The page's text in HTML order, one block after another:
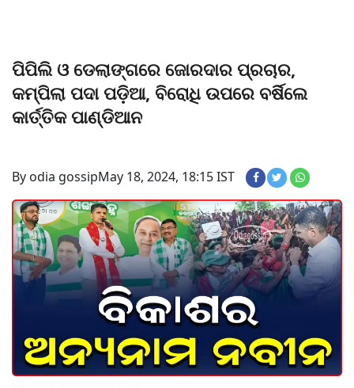
ପିପିଲି ଓ ଡେଲାଙ୍ଗରେ ଜୋରଦାର ପ୍ରଚାର,
କମ୍ପିଲା ପଦା ପଡ଼ିଆ, ବିରୋଧି ଉପରେ ବର୍ଷିଲେ
କାର୍ତ୍ତିକ ପାଣ୍ଡିଆନ
By odia gossipMay 18, 2024, 18:15 IST